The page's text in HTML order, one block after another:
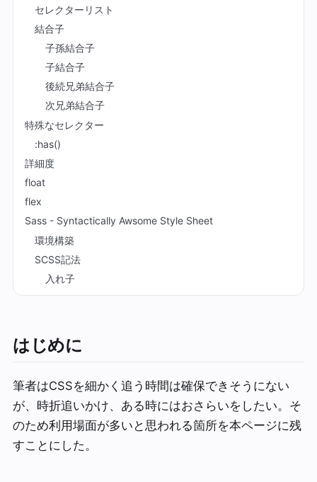
セレクターリスト
結合子
子孫結合子
子結合子
後続兄弟結合子
次兄弟結合子
特殊なセレクター
:has()
詳細度
float
flex
Sass - Syntactically Awsome Style Sheet
環境構築
SCSS記法
入れ子
はじめに
筆者はCSSを細かく追う時間は確保できそうにない
が、時折追いかけ、ある時にはおさらいをしたい。そ
のため利用場面が多いと思われる箇所を本ページに残
すことにした。